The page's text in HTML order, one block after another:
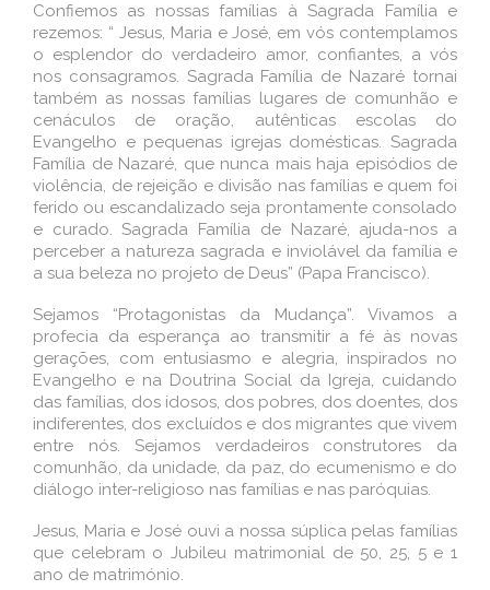
Confiemos as nossas famílias à Sagrada Família e
rezemos: “ Jesus, Maria e José, em vós contemplamos
o esplendor do verdadeiro amor, confiantes, a vós
nos consagramos. Sagrada Família de Nazaré tornai
também as nossas famílias lugares de comunhão e
cenáculos de oração, autênticas escolas do
Evangelho e pequenas igrejas domésticas. Sagrada
Família de Nazaré, que nunca mais haja episódios de
violência, de rejeição e divisão nas famílias e quem foi
ferido ou escandalizado seja prontamente consolado
e curado. Sagrada Família de Nazaré, ajuda-nos a
perceber a natureza sagrada e inviolável da família e
a sua beleza no projeto de Deus” (Papa Francisco).
Sejamos “Protagonistas da Mudança”. Vivamos a
profecia da esperança ao transmitir a fé às novas
gerações, com entusiasmo e alegria, inspirados no
Evangelho e na Doutrina Social da Igreja, cuidando
das famílias, dos idosos, dos pobres, dos doentes, dos
indiferentes, dos excluídos e dos migrantes que vivem
entre nós. Sejamos verdadeiros construtores da
comunhão, da unidade, da paz, do ecumenismo e do
diálogo inter-religioso nas famílias e nas paróquias.
Jesus, Maria e José ouvi a nossa súplica pelas famílias
que celebram o Jubileu matrimonial de 50, 25, 5 e 1
ano de matrimónio.